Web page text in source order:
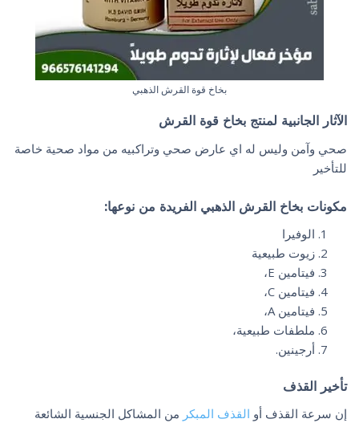
بخاخ قوة القرش الذهبي
الآثار الجانبية لمنتج بخاخ قوة القرش
صحي وآمن وليس له اي عارض صحي وتراكبيه من مواد صحية خاصة
للتأخير
مكونات بخاخ القرش الذهبي الفريدة من نوعها:
الوفيرا
زيوت طبيعية
فيتامين E،
فيتامين C،
فيتامين A،
ملطفات طبيعية،
أرجينين.
تأخير القذف
إن سرعة القذف أو القذف المبكر من المشاكل الجنسية الشائعة